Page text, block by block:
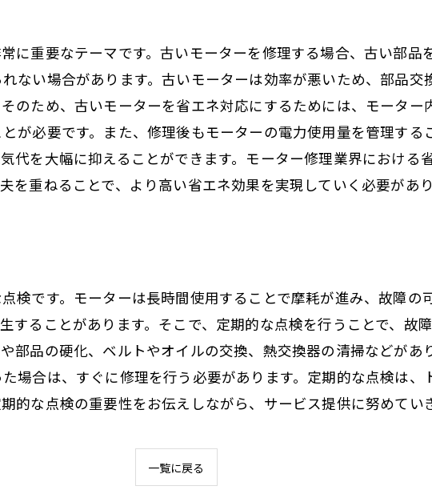
に重要なテーマです。古いモーターを修理する場合、古い部品
ない場合があります。古いモーターは効率が悪いため、部品交
のため、古いモーターを省エネ対応にするためには、モーター
が必要です。また、修理後もモーターの電力使用量を管理する
代を大幅に抑えることができます。モーター修理業界における
を重ねることで、より高い省エネ効果を実現していく必要があり
検です。モーターは長時間使用することで摩耗が進み、故障の
することがあります。そこで、定期的な点検を行うことで、故
部品の硬化、ベルトやオイルの交換、熱交換器の清掃などがあ
場合は、すぐに修理を行う必要があります。定期的な点検は、
的な点検の重要性をお伝えしながら、サービス提供に努めていき
一覧に戻る